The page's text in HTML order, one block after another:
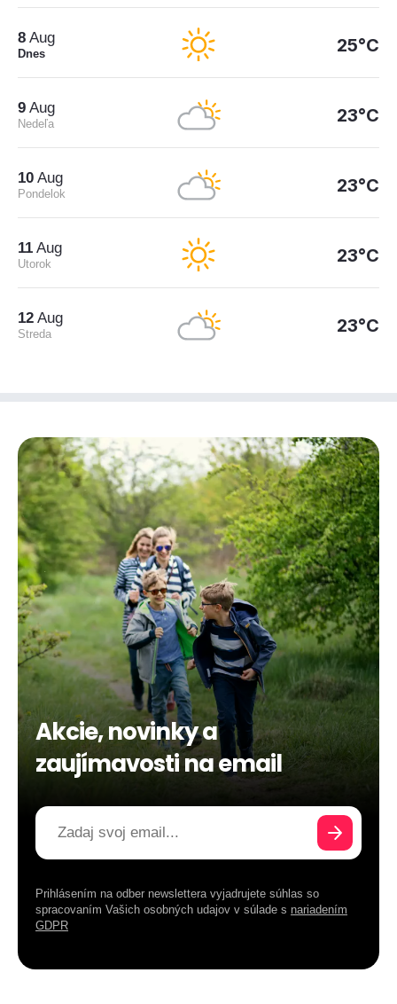
8 Aug
Dnes 25°C
9 Aug
Nedeľa 23°C
10 Aug
Pondelok 23°C
11 Aug
Utorok 23°C
12 Aug
Streda 23°C
Akcie, novinky a
zaujímavosti na email
Prihlásením na odber newslettera vyjadrujete súhlas so
spracovaním Vašich osobných udajov v súlade s nariadením
GDPR